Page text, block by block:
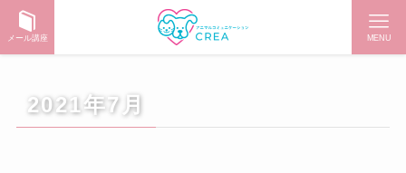
メール講座 MENU
2021年7月